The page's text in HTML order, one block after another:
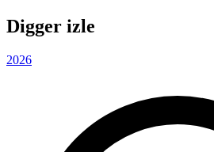
Digger izle
2026